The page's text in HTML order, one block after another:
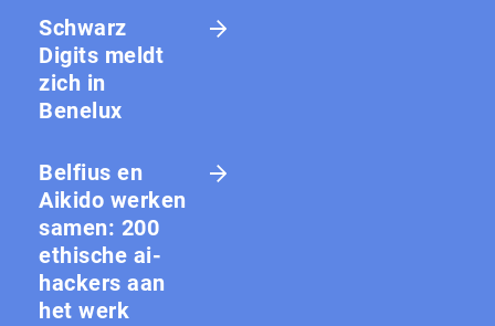
Schwarz
Digits meldt
zich in
Benelux
Belfius en
Aikido werken
samen: 200
ethische ai-
hackers aan
het werk